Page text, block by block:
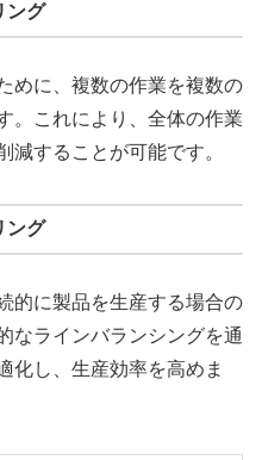
ング
めに、複数の作業を複数の
。これにより、全体の作業
減することが可能です。
ング
的に製品を生産する場合の
なラインバランシングを通
化し、生産効率を高めま